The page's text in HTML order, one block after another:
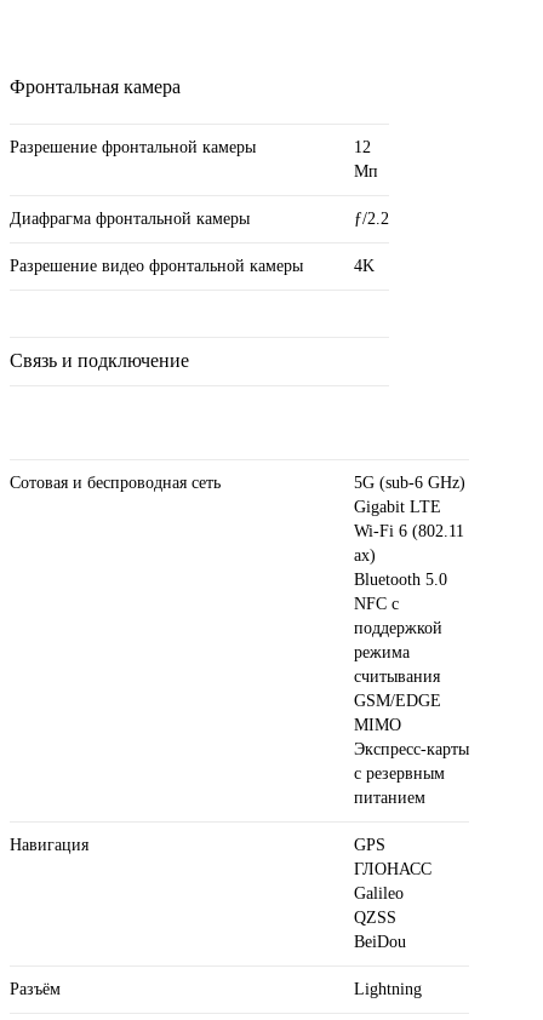
Фронтальная камера
Разрешение фронтальной камеры
12
Мп
Диафрагма фронтальной камеры ƒ/2.2
Разрешение видео фронтальной камеры 4K
Связь и подключение
Сотовая и беспроводная сеть
5G (sub‑6 GHz)
Gigabit LTE
Wi-Fi 6 (802.11​
ax)
Bluetooth 5.0
NFC с
поддержкой
режима
считывания
GSM/EDGE
MIMO
Экспресс‑карты
с резервным
питанием
Навигация
GPS
ГЛОНАСС
Galileo
QZSS
BeiDou
Разъём Lightning